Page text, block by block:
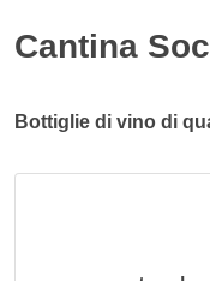
Cantina
Bottiglie di vino di